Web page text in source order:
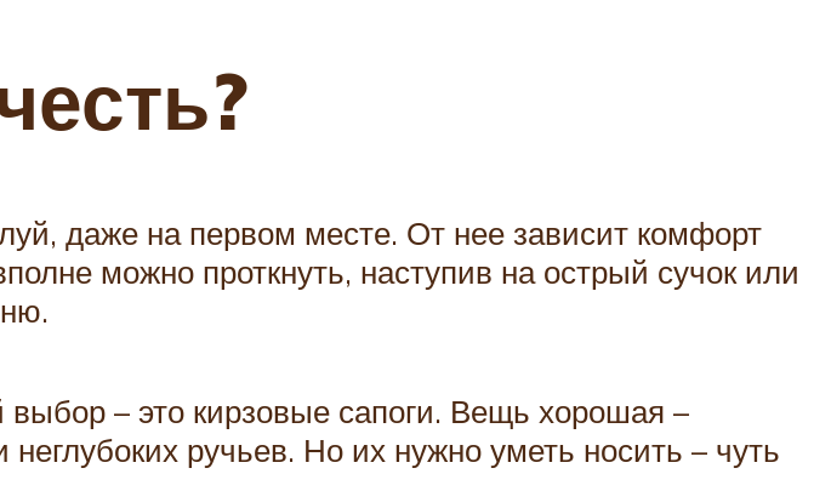
даже на первом месте. От нее зависит комфорт
можно проткнуть, наступив на острый сучок или
– это кирзовые сапоги. Вещь хорошая –
ручьев. Но их нужно уметь носить – чуть